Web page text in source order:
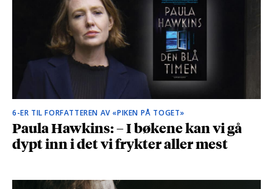
6-ER TIL FORFATTEREN AV «PIKEN PÅ TOGET»
Paula Hawkins: – I bøkene kan vi gå
dypt inn i det vi frykter aller mest